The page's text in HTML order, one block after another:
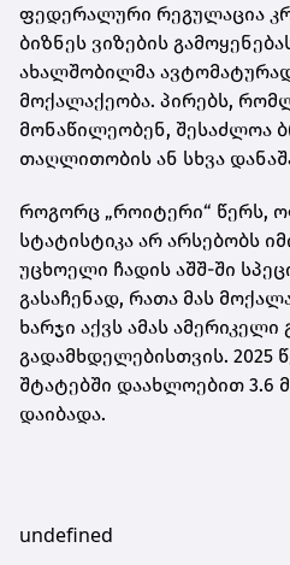
ფედერალური რეგულაცია
ბიზნეს ვიზების
ახალშობილმა
მოქალაქეობა. პირებს,
მონაწილეობენ, შესაძლოა
თაღლითობის ან სხვა
როგორც „როიტერი“ წერს,
სტატისტიკა არ არსებობს
უცხოელი ჩადის აშშ-ში
გასაჩენად, რათა მას
ხარჯი აქვს ამას ამერიკელი
გადამხდელებისთვის. 2025
შტატებში დაახლოებით 3.6
დაიბადა.
undefined